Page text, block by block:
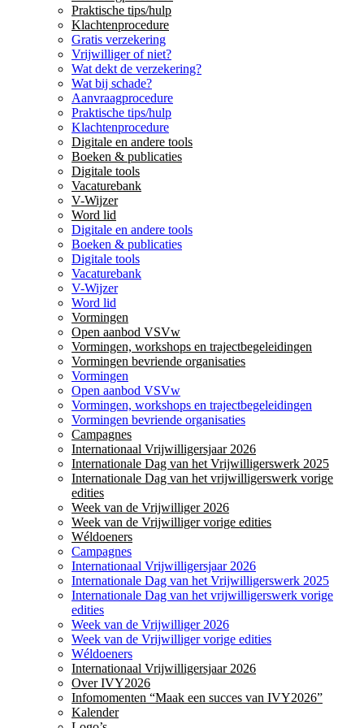
Praktische tips/hulp
Klachtenprocedure
Gratis verzekering
Vrijwilliger of niet?
Wat dekt de verzekering?
Wat bij schade?
Aanvraagprocedure
Praktische tips/hulp
Klachtenprocedure
Digitale en andere tools
Boeken & publicaties
Digitale tools
Vacaturebank
V-Wijzer
Word lid
Digitale en andere tools
Boeken & publicaties
Digitale tools
Vacaturebank
V-Wijzer
Word lid
Vormingen
Open aanbod VSVw
Vormingen, workshops en trajectbegeleidingen
Vormingen bevriende organisaties
Vormingen
Open aanbod VSVw
Vormingen, workshops en trajectbegeleidingen
Vormingen bevriende organisaties
Campagnes
Internationaal Vrijwilligersjaar 2026
Internationale Dag van het Vrijwilligerswerk 2025
Internationale Dag van het vrijwilligerswerk vorige
edities
Week van de Vrijwilliger 2026
Week van de Vrijwilliger vorige edities
Wéldoeners
Campagnes
Internationaal Vrijwilligersjaar 2026
Internationale Dag van het Vrijwilligerswerk 2025
Internationale Dag van het vrijwilligerswerk vorige
edities
Week van de Vrijwilliger 2026
Week van de Vrijwilliger vorige edities
Wéldoeners
Internationaal Vrijwilligersjaar 2026
Over IVY2026
Infomomenten “Maak een succes van IVY2026”
Kalender